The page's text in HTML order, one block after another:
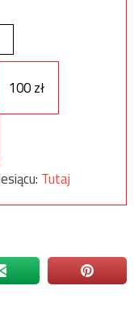
100 zł
Tutaj